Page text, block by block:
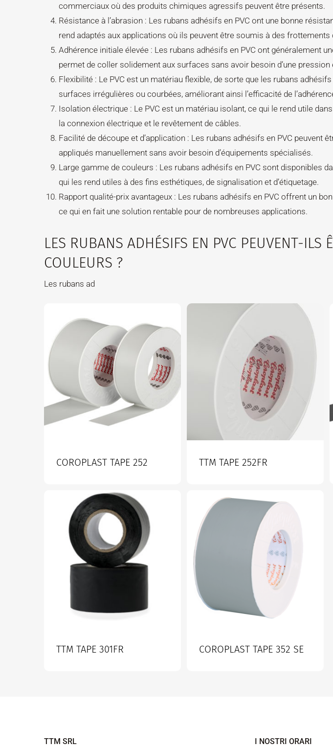
commerciaux où des produits chimiques agressifs peuvent être présents.
Résistance à l’abrasion : Les rubans adhésifs en PVC ont une bonne
rend adaptés aux applications où ils peuvent être soumis à des frottements
Adhérence initiale élevée : Les rubans adhésifs en PVC ont généralement
permet de coller solidement aux surfaces sans avoir besoin d’une pression
Flexibilité : Le PVC est un matériau flexible, de sorte que les rubans adhésifs
surfaces irrégulières ou courbées, améliorant ainsi l’efficacité de
Isolation électrique : Le PVC est un matériau isolant, ce qui le rend utile
la connexion électrique et le revêtement de câbles.
Facilité de découpe et d’application : Les rubans adhésifs en PVC peuvent
appliqués manuellement sans avoir besoin d’équipements spécialisés.
Large gamme de couleurs : Les rubans adhésifs en PVC sont disponibles
qui les rend utiles à des fins esthétiques, de signalisation et d’étiquetage.
Rapport qualité-prix avantageux : Les rubans adhésifs en PVC offrent un
ce qui en fait une solution rentable pour de nombreuses applications.
LES RUBANS ADHÉSIFS EN PVC PEUVENT-ILS
COULEURS ?
Les rubans ad
COROPLAST TAPE 252 TTM TAPE 252FR
TTM TAPE 301FR COROPLAST TAPE 352 SE
TTM SRL I NOSTRI ORARI